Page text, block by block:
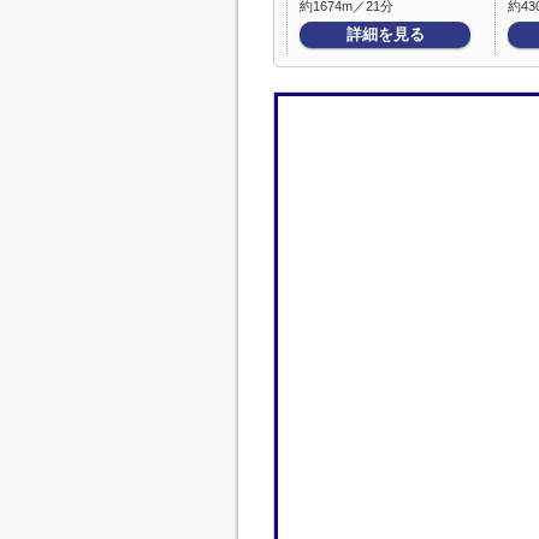
約1674m／21分
詳細を見る
約